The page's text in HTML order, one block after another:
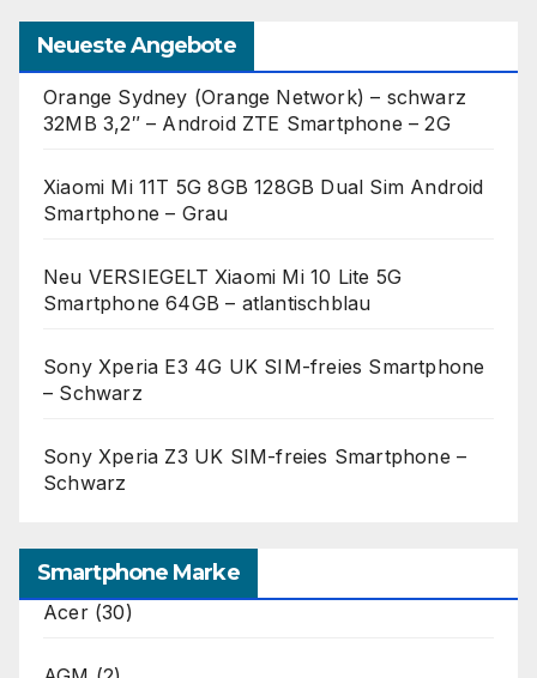
Neueste Angebote
Orange Sydney (Orange Network) – schwarz
32MB 3,2″ – Android ZTE Smartphone – 2G
Xiaomi Mi 11T 5G 8GB 128GB Dual Sim Android
Smartphone – Grau
Neu VERSIEGELT Xiaomi Mi 10 Lite 5G
Smartphone 64GB – atlantischblau
Sony Xperia E3 4G UK SIM-freies Smartphone
– Schwarz
Sony Xperia Z3 UK SIM-freies Smartphone –
Schwarz
Smartphone Marke
Acer(30)